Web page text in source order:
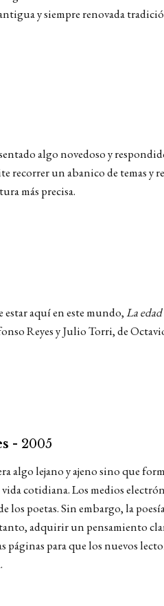
y siempre renovada
algo novedoso y
un abanico de temas y
más precisa.
aquí en este mundo,La
Reyes y Julio Torri, de
- 2005
algo lejano y ajeno sino que
cotidiana. Los medios
poetas. Sin embargo, la
adquirir un pensamiento
para que los nuevos